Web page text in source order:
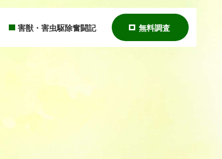
害獣・害虫駆除奮闘記 無料調査